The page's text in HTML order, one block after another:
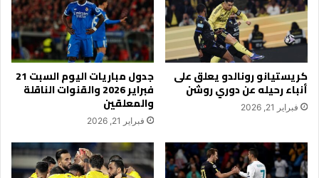
كريستيانو رونالدو يعلق على
أنباء رحيله عن دوري روشن
فبراير 21, 2026
جدول مباريات اليوم السبت 21
فبراير 2026 والقنوات الناقلة
والمعلقين
فبراير 21, 2026